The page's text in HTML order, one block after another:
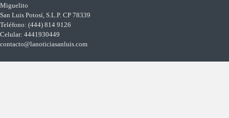
Miguelito
San Luis Potosí, S.L.P. CP 78339
Teléfono: (444) 814 9126
Celular: 4441930449
contacto@lanoticiasanluis.com